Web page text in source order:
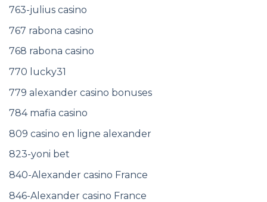
763-julius casino
767 rabona casino
768 rabona casino
770 lucky31
779 alexander casino bonuses
784 mafia casino
809 casino en ligne alexander
823-yoni bet
840-Alexander casino France
846-Alexander casino France